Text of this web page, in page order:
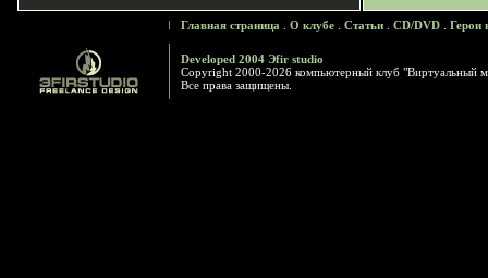
Главная страница О клубе Статьи CD/DVD Герои
Developed 2004 Эfir studio
Copyright 2000-2026 компьютерный клуб "Виртуальный
Все права защищены.